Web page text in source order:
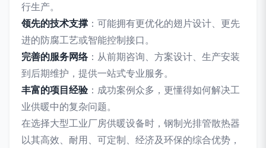
行生产。
领先的技术支撑 ：可能拥有更优化的翅片设计、更先
进的防腐工艺或智能控制接口。
完善的服务网络：从前期咨询、方案设计、生产安装
到后期维护，提供一站式专业服务。
丰富的项目经验：成功案例众多，更懂得如何解决工
业供暖中的复杂问题。
在选择大型工业厂房供暖设备时，钢制光排管散热器
以其高效、耐用、可定制、经济及环保的综合优势，